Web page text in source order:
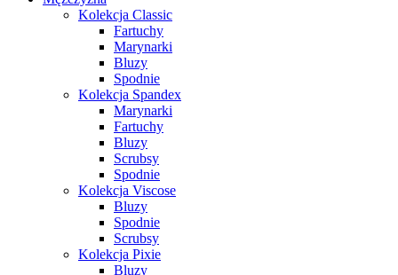
Kolekcja Classic
Fartuchy
Marynarki
Bluzy
Spodnie
Kolekcja Spandex
Marynarki
Fartuchy
Bluzy
Scrubsy
Spodnie
Kolekcja Viscose
Bluzy
Spodnie
Scrubsy
Kolekcja Pixie
Bluzy